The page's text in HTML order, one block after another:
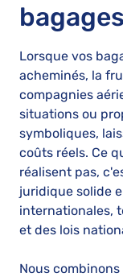
Lorsque vos
acheminés, la
compagnies
situations ou
symboliques,
coûts réels. Ce
réalisent pas,
juridique solide
internationales,
et des lois
Nous